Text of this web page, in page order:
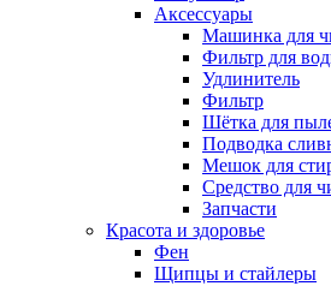
Аксессуары
Машинка для
Фильтр для
Удлинитель
Фильтр
Шётка для
Подводка
Мешок для
Средство для
Запчасти
Красота и здоровье
Фен
Щипцы и стайлеры